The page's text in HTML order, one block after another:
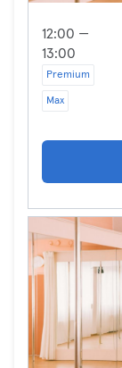
12:00 —
13:00
Premium
Max